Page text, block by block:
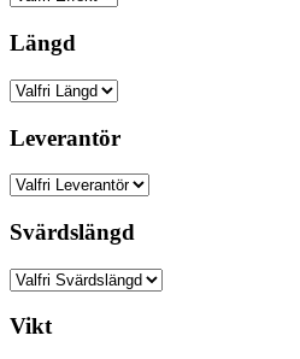
Längd
Leverantör
Svärdslängd
Vikt